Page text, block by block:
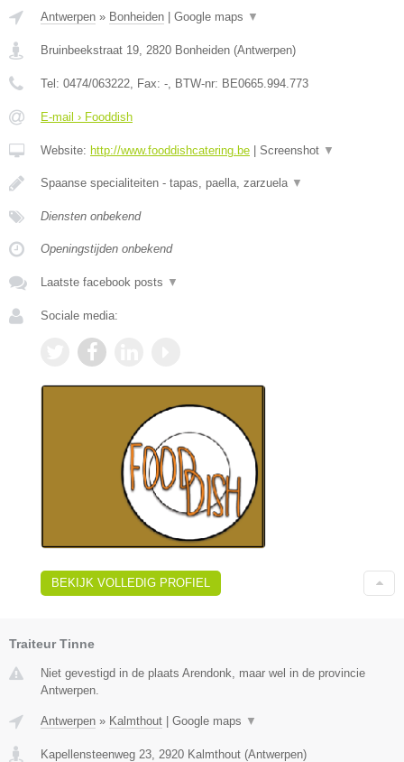
Antwerpen » Bonheiden Google maps ▼
Bruinbeekstraat 19, 2820 Bonheiden (Antwerpen)
Tel: 0474/063222, Fax: -, BTW-nr: BE0665.994.773
E-mail › Fooddish
Website: http://www.fooddishcatering.be Screenshot ▼
Spaanse specialiteiten - tapas, paella, zarzuela ▼
Diensten onbekend
Openingstijden onbekend
Laatste facebook posts ▼
Sociale media:
BEKIJK VOLLEDIG PROFIEL
Traiteur Tinne
Niet gevestigd in de plaats Arendonk, maar wel in de provincie
Antwerpen.
Antwerpen » Kalmthout | Google maps ▼
Kapellensteenweg 23 2920 Kalmthout (Antwerpen)